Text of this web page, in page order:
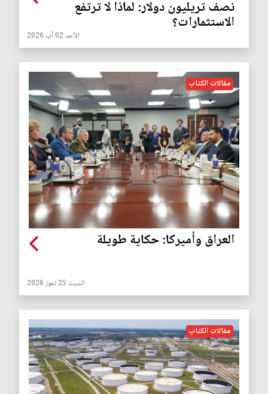
نصف تريليون دولار: لماذا لا ترتفع
الاستثمارات؟
الأحد 02 آب 2026
مقالات الكتاب
العراق وأميركا: حكاية طويلة
السبت 25 تموز 2026
مقالات الكتاب